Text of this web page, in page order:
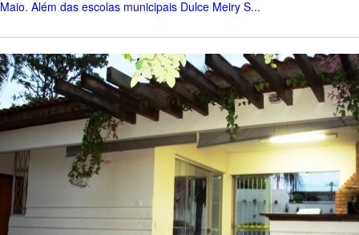
Maio. Além das escolas municipais Dulce Meiry S...